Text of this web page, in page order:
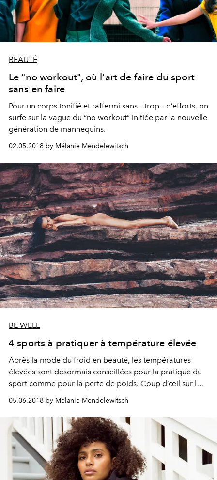
BEAUTÉ
Le "no workout", où l'art de faire du sport
sans en faire
Pour un corps tonifié et raffermi sans – trop – d’efforts, on
surfe sur la vague du “no workout” initiée par la nouvelle
génération de mannequins.
02.05.2018 by Mélanie Mendelewitsch
BE WELL
4 sports à pratiquer à température élevée
Après la mode du froid en beauté, les températures
élevées sont désormais conseillées pour la pratique du
sport comme pour la perte de poids. Coup d’œil sur le
nouvel allié du well-being décliné en quatre pratiques.
05.06.2018 by Mélanie Mendelewitsch